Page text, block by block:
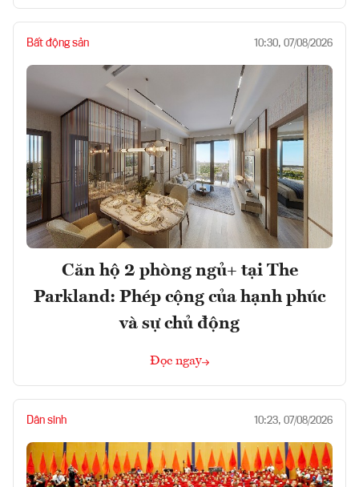
Bất động sản 10:30, 07/08/2026
Căn hộ 2 phòng ngủ+ tại The
Parkland: Phép cộng của hạnh phúc
và sự chủ động
Đọc ngay
Dân sinh 10:23, 07/08/2026